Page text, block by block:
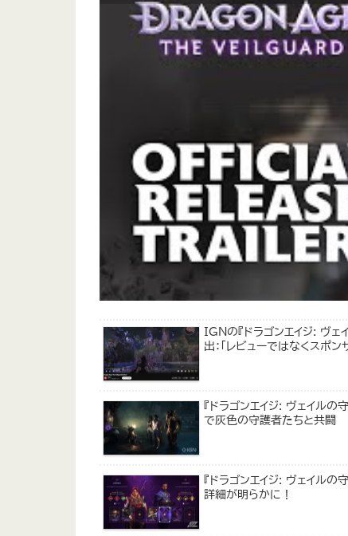
IGNの『ドラゴンエイジ: ヴェ
出：「レビューではなくスポ
『ドラゴンエイジ: ヴェイル
で灰色の守護者たちと共闘
『ドラゴンエイジ: ヴェイル
詳細が明らかに！